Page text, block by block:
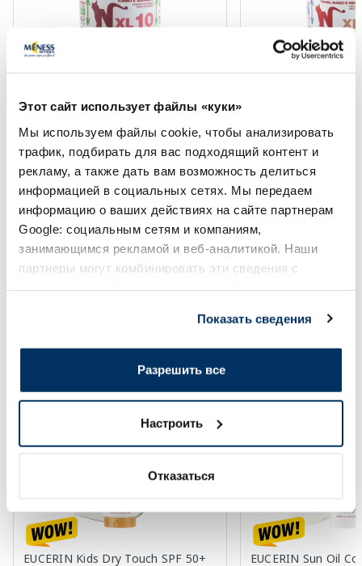
Этот сайт использует файлы «куки»
Мы используем файлы cookie, чтобы анализировать
трафик, подбирать для вас подходящий контент и
рекламу, а также дать вам возможность делиться
информацией в социальных сетях. Мы передаем
информацию о ваших действиях на сайте партнерам
Google: социальным сетям и компаниям,
занимающимся рекламой и веб-аналитикой. Наши
партнеры могут комбинировать эти сведения с
Показать сведения
Разрешить все
Настроить
Отказаться
Купи 4, получи −20%
Скумбрия влажный корм, 170 г
3.72 € 4.38 €
В корзину
Регулярная цена: 4.38 €
Купи 4, получи −20%
3.72 € 4.38 €
Регулярная цена: 4.38 €
Page 1 of 10
Солнечная защита летом ☀️
EUCERIN Kids Dry Touch SPF 50+
EUCERIN Sun Oil